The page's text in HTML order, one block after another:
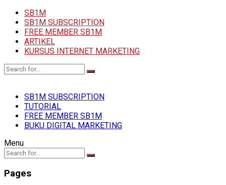
SB1M
SB1M SUBSCRIPTION
FREE MEMBER SB1M
ARTIKEL
KURSUS INTERNET MARKETING
SB1M SUBSCRIPTION
TUTORIAL
FREE MEMBER SB1M
BUKU DIGITAL MARKETING
Menu
Pages